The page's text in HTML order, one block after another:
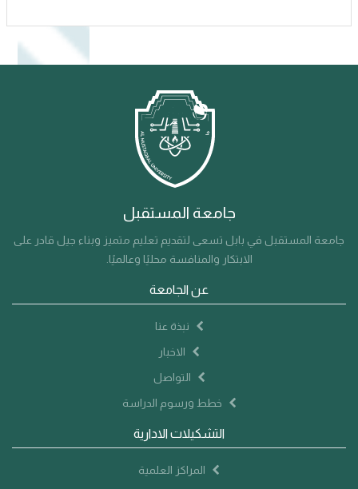
جامعة المستقبل
جامعة المستقبل في بابل تسعى لتقديم تعليم متميز وبناء جيل قادر على
الابتكار والمنافسة محليًا وعالميًا.
عن الجامعة
نبذة عنا
الاخبار
التواصل
خطط ورسوم الدراسة
التشكيلات الادارية
المراكز العلمية